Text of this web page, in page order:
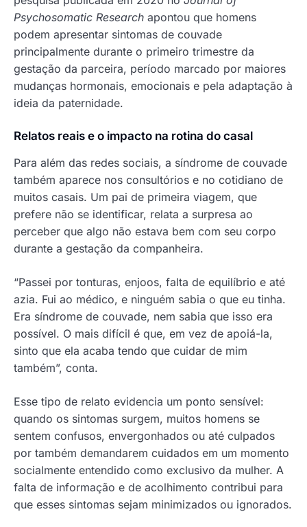
Psychosomatic Research apontou que homens
podem apresentar sintomas de couvade
principalmente durante o primeiro trimestre da
gestação da parceira, período marcado por maiores
mudanças hormonais, emocionais e pela adaptação à
ideia da paternidade.
Relatos reais e o impacto na rotina do casal
Para além das redes sociais, a síndrome de couvade
também aparece nos consultórios e no cotidiano de
muitos casais. Um pai de primeira viagem, que
prefere não se identificar, relata a surpresa ao
perceber que algo não estava bem com seu corpo
durante a gestação da companheira.
“Passei por tonturas, enjoos, falta de equilíbrio e até
azia. Fui ao médico, e ninguém sabia o que eu tinha.
Era síndrome de couvade, nem sabia que isso era
possível. O mais difícil é que, em vez de apoiá-la,
sinto que ela acaba tendo que cuidar de mim
também”, conta.
Esse tipo de relato evidencia um ponto sensível:
quando os sintomas surgem, muitos homens se
sentem confusos, envergonhados ou até culpados
por também demandarem cuidados em um momento
socialmente entendido como exclusivo da mulher. A
falta de informação e de acolhimento contribui para
que esses sintomas sejam minimizados ou ignorados.